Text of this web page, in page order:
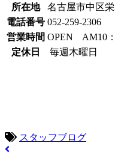
所在地
名古屋市中区
電話番号 052-259-2306
営業時間 OPEN AM10
定休日
毎週木曜日
スタッフブログ